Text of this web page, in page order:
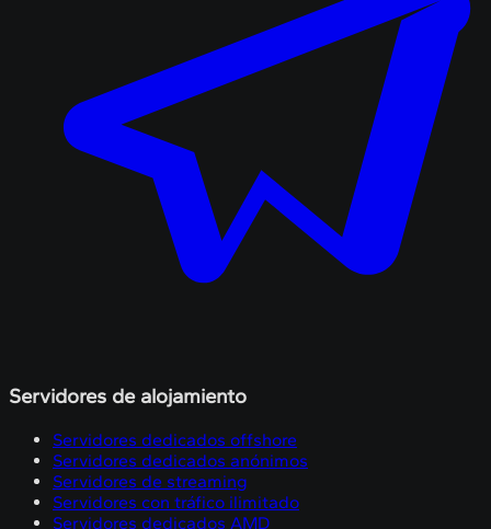
Servidores de alojamiento
Servidores dedicados offshore
Servidores dedicados anónimos
Servidores de streaming
Servidores con tráfico ilimitado
Servidores dedicados AMD